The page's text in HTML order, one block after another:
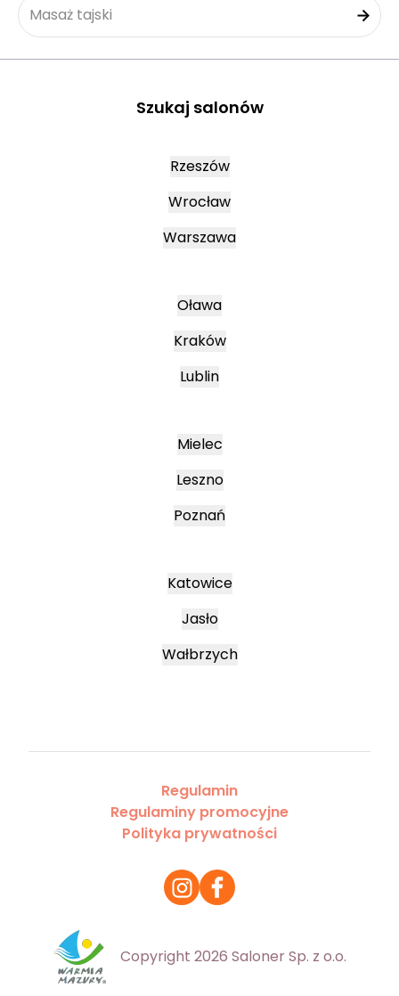
Masaż tajski
Szukaj salonów
Rzeszów
Wrocław
Warszawa
Oława
Kraków
Lublin
Mielec
Leszno
Poznań
Katowice
Jasło
Wałbrzych
Regulamin
Regulaminy promocyjne
Polityka prywatności
Copyright 2026 Saloner Sp. z o.o.